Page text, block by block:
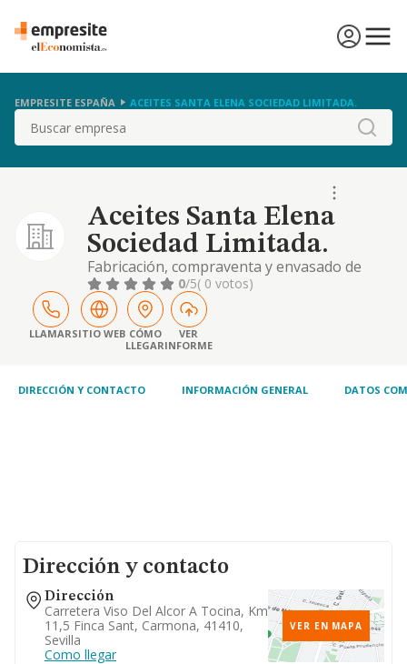
EMPRESITE ESPAÑA ACEITES SANTA ELENA SOCIEDAD LIMITADA.
Buscar
Aceites Santa Elena
Sociedad Limitada.
Fabricación, compraventa y envasado de
refino, el almacenamiento y comercialización
de aceites y grasas de consumo humano,
especialmente aceite de oliva, y la
plantación, siembra, cultivo y recolección de
materias primas agroalimentarias
0/5( 0 votos)
LLAMARSITIO WEB CÓMO
LLEGAR
VER
INFORME
DIRECCIÓN Y CONTACTO INFORMACIÓN GENERAL DATOS
Dirección y contacto
Dirección
Carretera Viso Del Alcor A Tocina, Km
11,5 Finca Sant, Carmona, 41410,
Sevilla
Como llegar
VER EN MAPA